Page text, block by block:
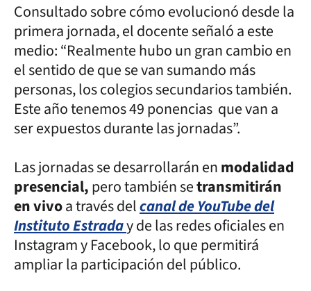
Consultado sobre cómo evolucionó desde la
primera jornada, el docente señaló a este
medio: “Realmente hubo un gran cambio en
el sentido de que se van sumando más
personas, los colegios secundarios también.
Este año tenemos 49 ponencias que van a
ser expuestos durante las jornadas”.
Las jornadas se desarrollarán enmodalidad
presencial,pero también setransmitirán
en vivoa través delcanal de YouTube del
Instituto Estraday de las redes oficiales en
Instagram y Facebook, lo que permitirá
ampliar la participación del público.